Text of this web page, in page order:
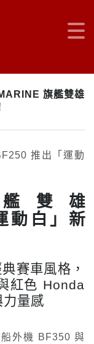
旗艦雙雄
艦雙雄
動白」新
賽車風格，
紅色 Honda
量感
外機 BF350 與